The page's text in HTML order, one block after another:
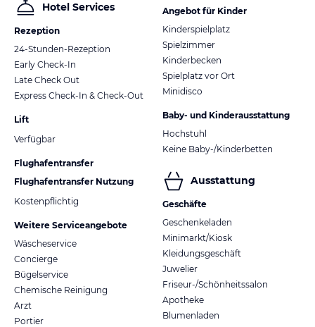
Hotel Services
Rezeption
24-Stunden-Rezeption
Early Check-In
Late Check Out
Express Check-In & Check-Out
Lift
Verfügbar
Flughafentransfer
Flughafentransfer Nutzung
Kostenpflichtig
Weitere Serviceangebote
Wäscheservice
Concierge
Bügelservice
Chemische Reinigung
Arzt
Portier
Angebot für Kinder
Kinderspielplatz
Spielzimmer
Kinderbecken
Spielplatz vor Ort
Minidisco
Baby- und Kinderausstattung
Hochstuhl
Keine Baby-/Kinderbetten
Ausstattung
Geschäfte
Geschenkeladen
Minimarkt/Kiosk
Kleidungsgeschäft
Juwelier
Friseur-/Schönheitssalon
Apotheke
Blumenladen